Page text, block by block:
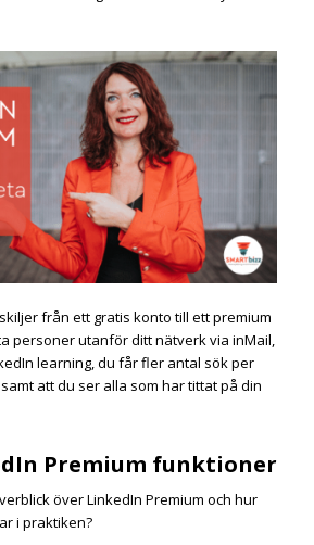
från ett gratis konto till ett premium
personer utanför ditt nätverk via inMail,
learning, du får fler antal sök per
att du ser alla som har tittat på din
Premium funktioner
över LinkedIn Premium och hur
i praktiken?